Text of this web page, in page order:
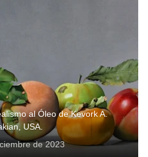
al Óleo de Kevork A.
USA.
de 2023